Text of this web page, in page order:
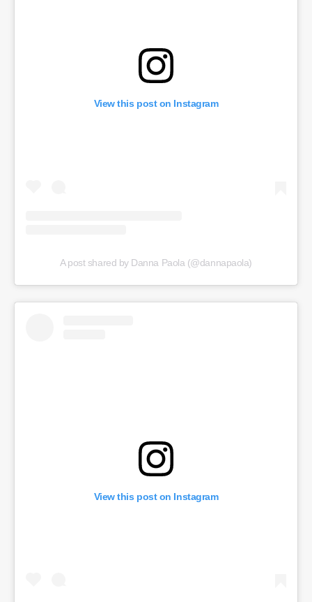
View this post on Instagram
A post shared by Danna Paola (@dannapaola)
View this post on Instagram